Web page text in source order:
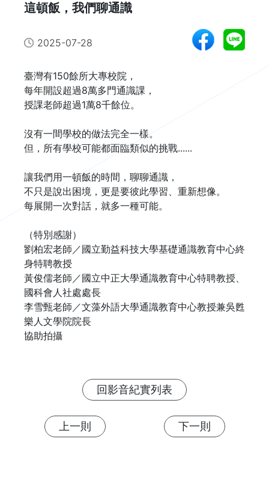
這頓飯，我們聊通識
2025-07-28
臺灣有150餘所大專校院，
每年開設超過8萬多門通識課，
授課老師超過1萬8千餘位。
沒有一間學校的做法完全一樣。
但，所有學校可能都面臨類似的挑戰......
讓我們用一頓飯的時間，聊聊通識，
不只是說出困境，更是要彼此學習、重新想像。
每展開一次對話，就多一種可能。
（特別感謝）
劉柏宏老師／國立勤益科技大學基礎通識教育中心終
身特聘教授
黃俊儒老師／國立中正大學通識教育中心特聘教授、
國科會人社處處長
李雪甄老師／文藻外語大學通識教育中心教授兼吳甦
樂人文學院院長
協助拍攝
回影音紀實列表
上一則 下一則